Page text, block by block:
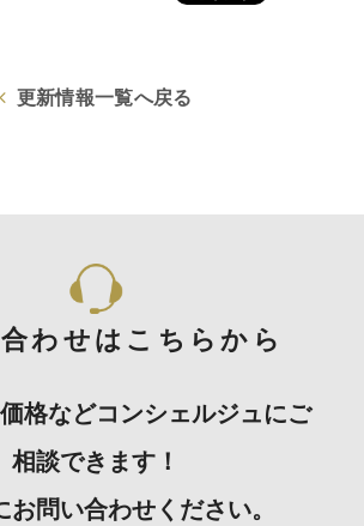
更新情報一覧へ戻る
わせはこちらから
格などコンシェルジュにご
相談できます！
お問い合わせください。